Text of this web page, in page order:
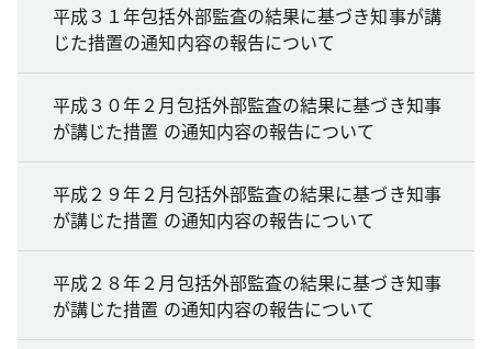
平成３１年包括外部監査の結果に基づき知事が講
じた措置の通知内容の報告について
平成３０年２月包括外部監査の結果に基づき知事
が講じた措置 の通知内容の報告について
平成２９年２月包括外部監査の結果に基づき知事
が講じた措置 の通知内容の報告について
平成２８年２月包括外部監査の結果に基づき知事
が講じた措置 の通知内容の報告について